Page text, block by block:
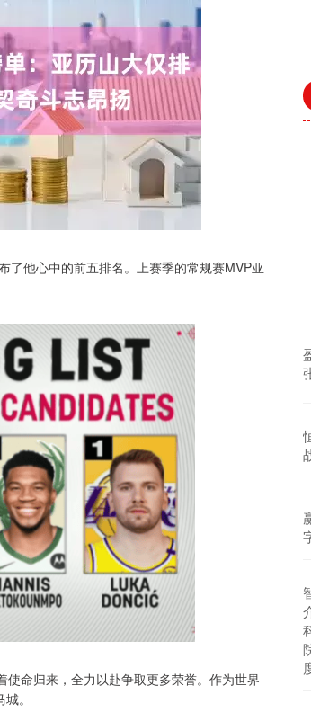
了他心中的前五排名。上赛季的常规赛MVP亚
命归来，全力以赴争取更多荣誉。作为世界
。